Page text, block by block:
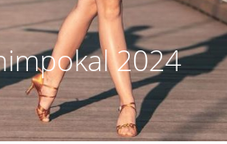
2024